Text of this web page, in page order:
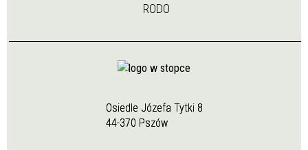
RODO
Osiedle Józefa Tytki 8
44-370 Pszów